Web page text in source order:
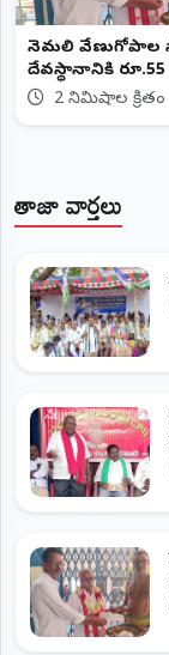
నెమలి వేణుగోపాల
దేవస్థానానికి రూ.55
2 నిమిషాల క్రితం
తాజా వార్తలు